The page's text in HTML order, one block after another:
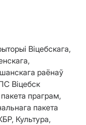
Віцебскага,
раёнаў
Віцебск
праграм,
пакета
Культура,